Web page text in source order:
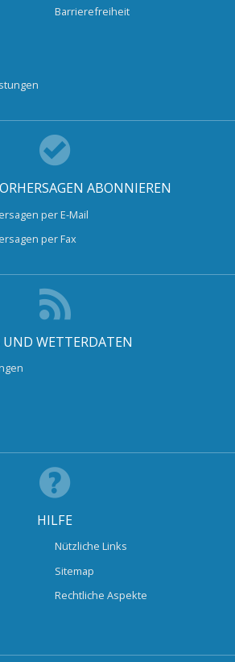
Barrierefreiheit
ABONNIEREN
per E-Mail
per Fax
UND WETTERDATEN
HILFE
Nützliche Links
Sitemap
Rechtliche Aspekte